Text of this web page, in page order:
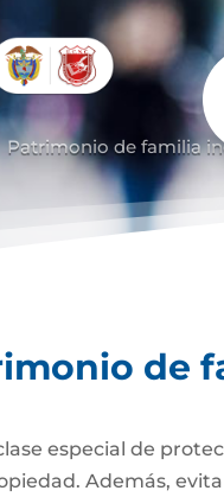
Patrimonio de familia
de
especial de
Además,